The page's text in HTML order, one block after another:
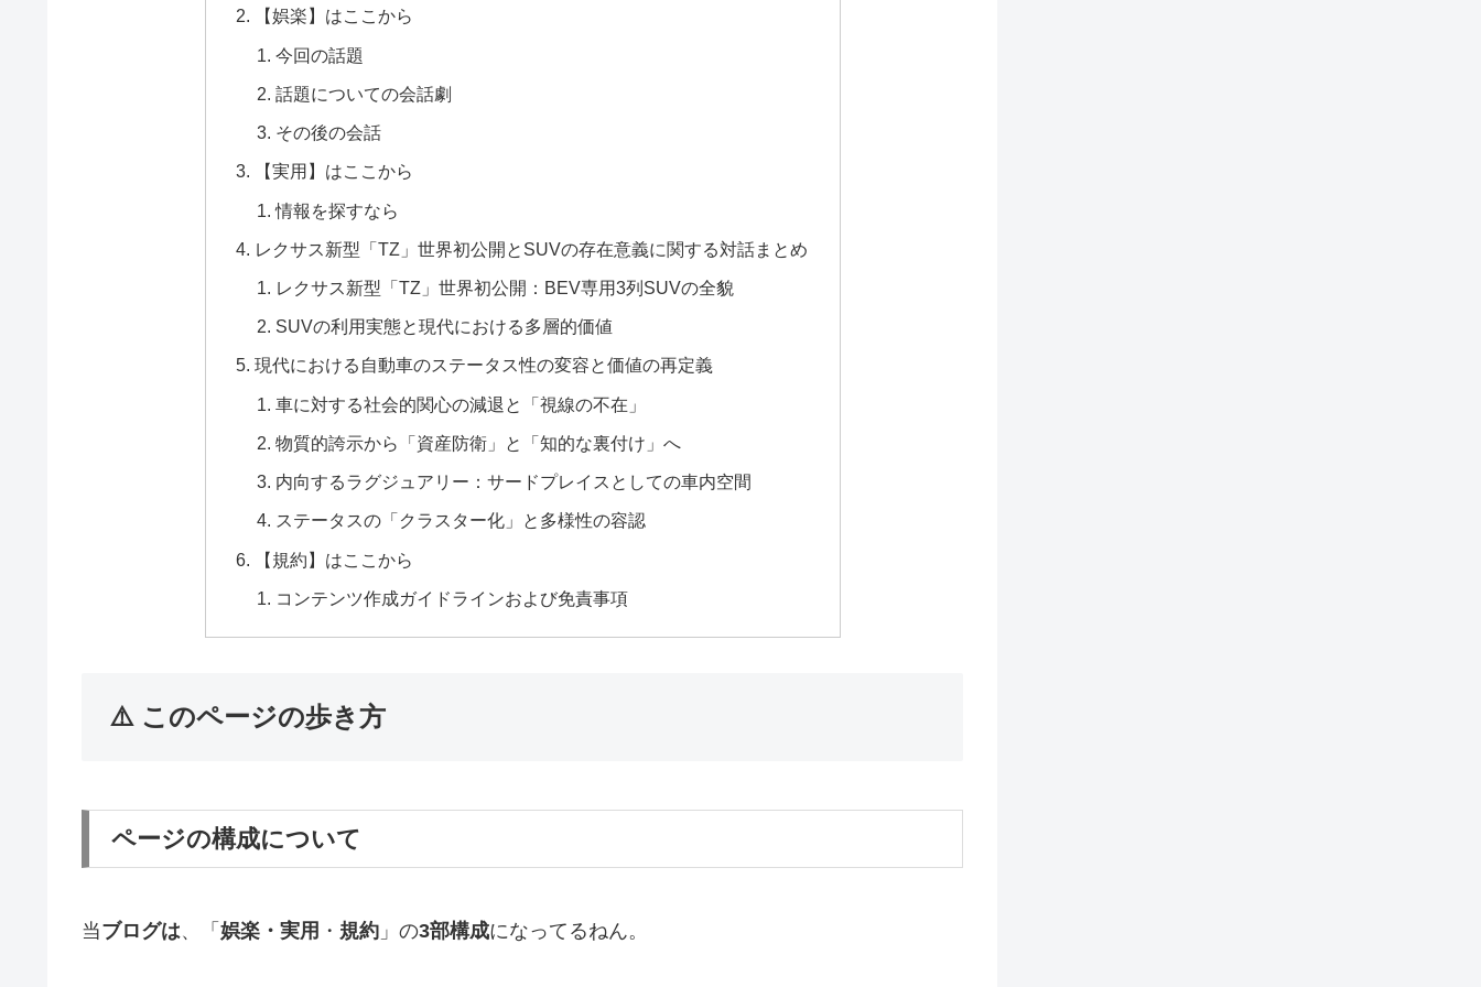
【娯楽】はここから
今回の話題
話題についての会話劇
その後の会話
【実用】はここから
情報を探すなら
レクサス新型「TZ」世界初公開とSUVの存在意義に関する対話まとめ
レクサス新型「TZ」世界初公開：BEV専用3列SUVの全貌
SUVの利用実態と現代における多層的価値
現代における自動車のステータス性の変容と価値の再定義
車に対する社会的関心の減退と「視線の不在」
物質的誇示から「資産防衛」と「知的な裏付け」へ
内向するラグジュアリー：サードプレイスとしての車内空間
ステータスの「クラスター化」と多様性の容認
【規約】はここから
コンテンツ作成ガイドラインおよび免責事項
⚠️ このページの歩き方
ページの構成について
当ブログは、「 娯楽・実用 ・ 規約 」の3部構成になってるねん。